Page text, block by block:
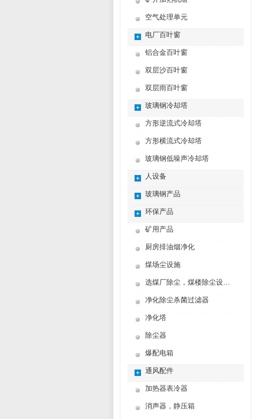
空气处理单元
电厂百叶窗
铝合金百叶窗
双层沙百叶窗
双层雨百叶窗
玻璃钢冷却塔
方形逆流式冷却塔
方形横流式冷却塔
玻璃钢低噪声冷却塔
人设备
玻璃钢产品
环保产品
矿用产品
厨房排油烟净化
煤场尘设施
选煤厂除尘，煤楼除尘设计制造方案
净化除尘杀菌过滤器
净化塔
除尘器
爆配电箱
通风配件
加热器表冷器
消声器，静压箱